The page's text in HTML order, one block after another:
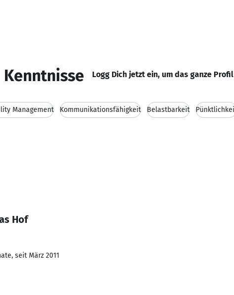
Logg Dich jetzt ein, um das ganze
Management Kommunikationsfähigkeit Belastbarkeit
Hof
seit März 2011